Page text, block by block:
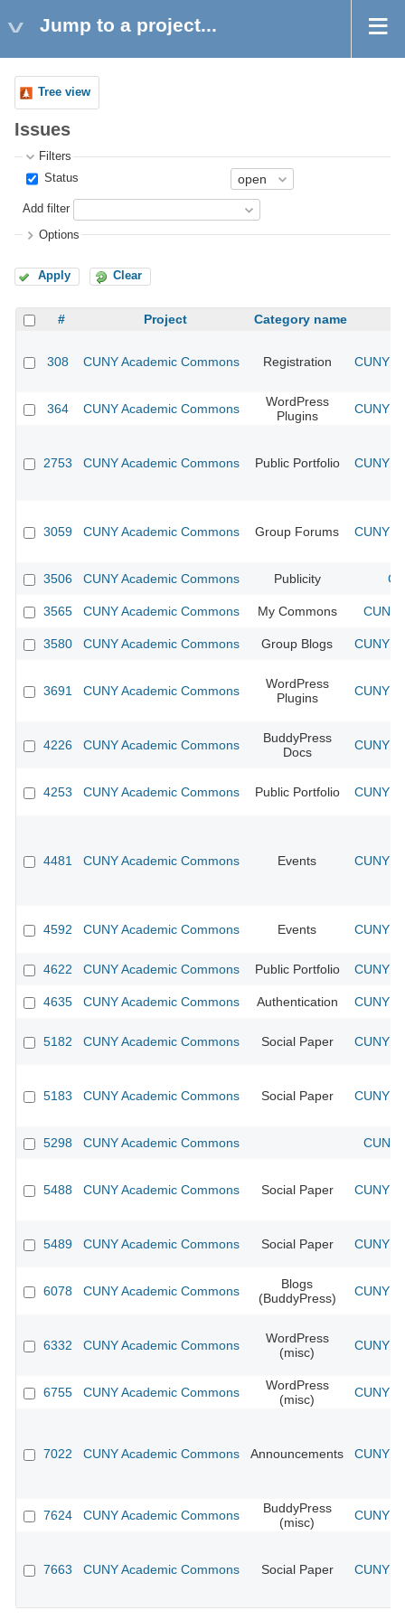
Jump to a project...
Tree view
Issues
Filters
Status
Add filter
Options
Apply Clear
# Project Category name
308 CUNY Academic Commons Registration CUNY
364 CUNY Academic Commons
WordPress
Plugins
CUNY
2753 CUNY Academic Commons Public Portfolio CUNY
3059 CUNY Academic Commons Group Forums CUNY
3506 CUNY Academic Commons Publicity
3565 CUNY Academic Commons My Commons CUNY
3580 CUNY Academic Commons Group Blogs CUNY
3691 CUNY Academic Commons
WordPress
Plugins
CUNY
4226 CUNY Academic Commons
BuddyPress
Docs
CUNY
4253 CUNY Academic Commons Public Portfolio CUNY
4481 CUNY Academic Commons Events CUNY
4592 CUNY Academic Commons Events CUNY
4622 CUNY Academic Commons Public Portfolio CUNY
4635 CUNY Academic Commons Authentication CUNY
5182 CUNY Academic Commons Social Paper CUNY
5183 CUNY Academic Commons Social Paper CUNY
5298 CUNY Academic Commons CUNY
5488 CUNY Academic Commons Social Paper CUNY
5489 CUNY Academic Commons Social Paper CUNY
6078 CUNY Academic Commons
Blogs
(BuddyPress)
CUNY
6332 CUNY Academic Commons
WordPress
(misc)
CUNY
6755 CUNY Academic Commons
WordPress
(misc)
CUNY
7022 CUNY Academic Commons Announcements CUNY
7624 CUNY Academic Commons
BuddyPress
(misc)
CUNY
7663 CUNY Academic Commons Social Paper CUNY